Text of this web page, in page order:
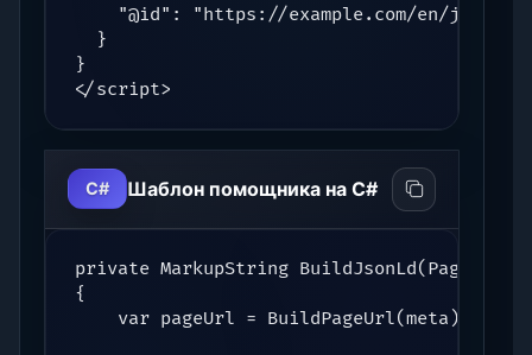
"@id": "https://example.com/en/json-
  }
}
</script>
C# Шаблон помощника на C#
private MarkupString
{
    var pageUrl = BuildPageUrl(meta);